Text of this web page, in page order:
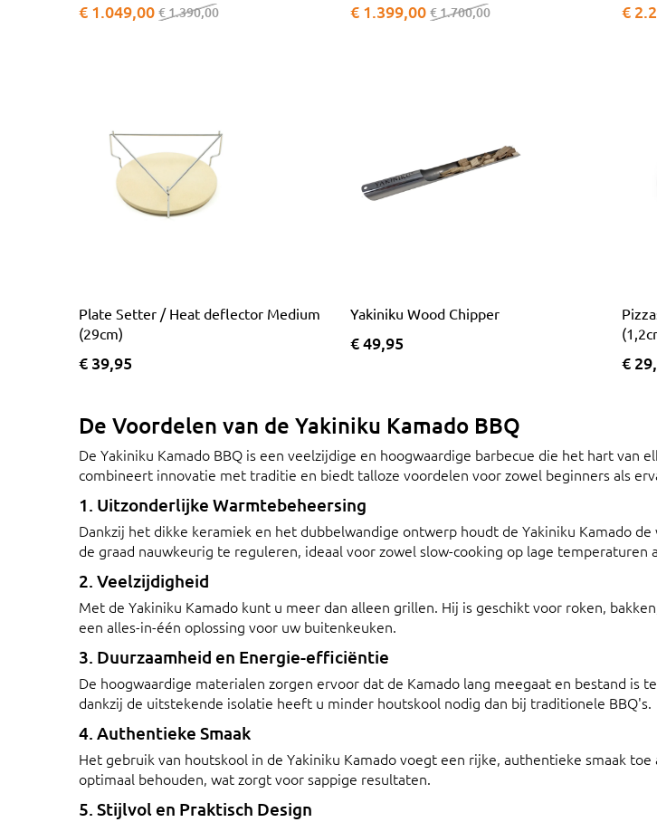
€ 1.049,00 € 1.390,00 € 1.399,00 € 1.700,00 €
Plate Setter / Heat deflector Medium
(29cm)
€ 39,95
Yakiniku Wood Chipper
€ 49,95
€
De Voordelen van de Yakiniku Kamado BBQ
De Yakiniku Kamado BBQ is een veelzijdige en hoogwaardige barbecue die het hart
combineert innovatie met traditie en biedt talloze voordelen voor zowel beginners als
1. Uitzonderlijke Warmtebeheersing
Dankzij het dikke keramiek en het dubbelwandige ontwerp houdt de Yakiniku Kamado
de graad nauwkeurig te reguleren, ideaal voor zowel slow-cooking op lage temperaturen
2. Veelzijdigheid
Met de Yakiniku Kamado kunt u meer dan alleen grillen. Hij is geschikt voor roken,
een alles-in-één oplossing voor uw buitenkeuken.
3. Duurzaamheid en Energie-efficiëntie
De hoogwaardige materialen zorgen ervoor dat de Kamado lang meegaat en bestand
dankzij de uitstekende isolatie heeft u minder houtskool nodig dan bij traditionele BBQ's.
4. Authentieke Smaak
Het gebruik van houtskool in de Yakiniku Kamado voegt een rijke, authentieke smaak
optimaal behouden, wat zorgt voor sappige resultaten.
5. Stijlvol en Praktisch Design